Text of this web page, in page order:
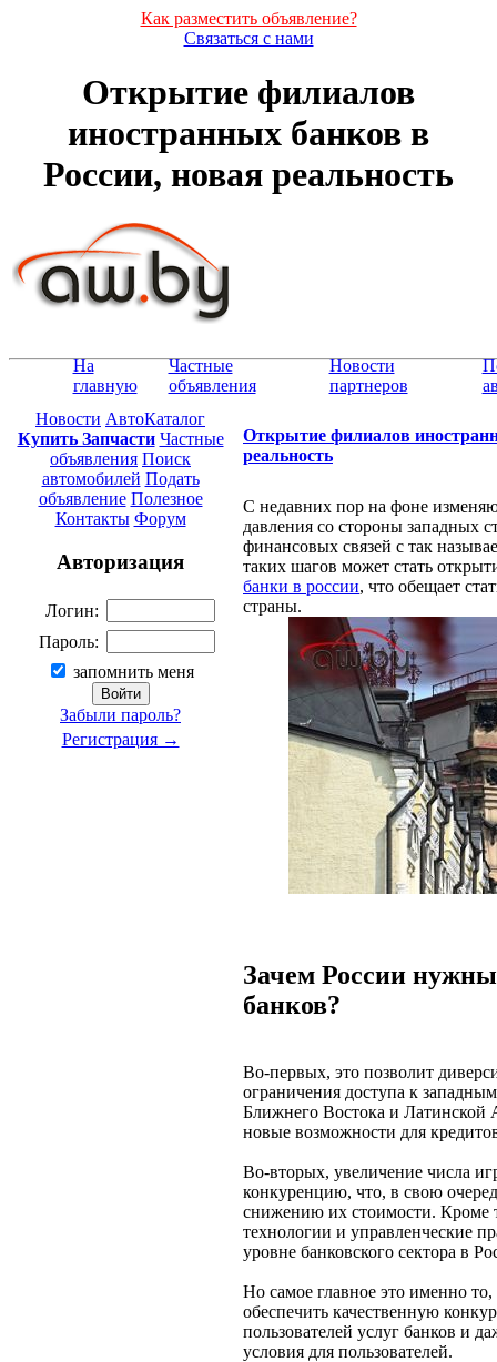
Как разместить объявление?
Связаться с нами
Открытие филиалов
иностранных банков в
России, новая реальность
На
главную
Частные
объявления
Новости
партнеров
Новости АвтоКаталог
Купить Запчасти Частные
объявления Поиск
автомобилей Подать
объявление Полезное
Контакты Форум
Авторизация
Логин:
Пароль:
запомнить меня
Забыли пароль?
Регистрация →
Открытие филиалов
реальность
С недавних пор на фоне
давления со стороны западных
финансовых связей с так
таких шагов может стать
банки в россии, что обещает
страны.
Зачем России
банков?
Во-первых, это позволит
ограничения доступа к
Ближнего Востока и Латинской
новые возможности для
Во-вторых, увеличение числа
конкуренцию, что, в свою
снижению их стоимости. Кроме
технологии и управленческие
уровне банковского сектора в
Но самое главное это именно
обеспечить качественную
пользователей услуг банков и
условия для пользователей.